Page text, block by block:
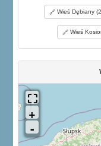
Wieś Dębiany
Wieś